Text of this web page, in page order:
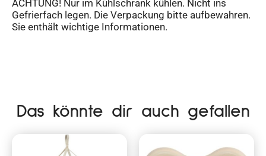
ACHTUNG! Nur im Kühlschrank kühlen. Nicht ins
Gefrierfach legen. Die Verpackung bitte aufbewahren.
Sie enthält wichtige Informationen.
Das könnte dir auch gefallen